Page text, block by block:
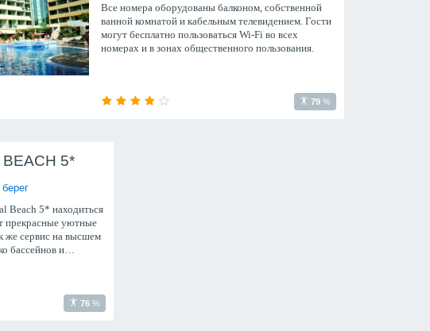
Все номера оборудованы балконом, собственной
ванной комнатой и кабельным телевидением. Гости
могут бесплатно пользоваться Wi-Fi во всех
номерах и в зонах общественного пользования.
79 %
5*
Beach 5* находиться
прекрасные уютные
же сервис на высшем
бассейнов и
76 %